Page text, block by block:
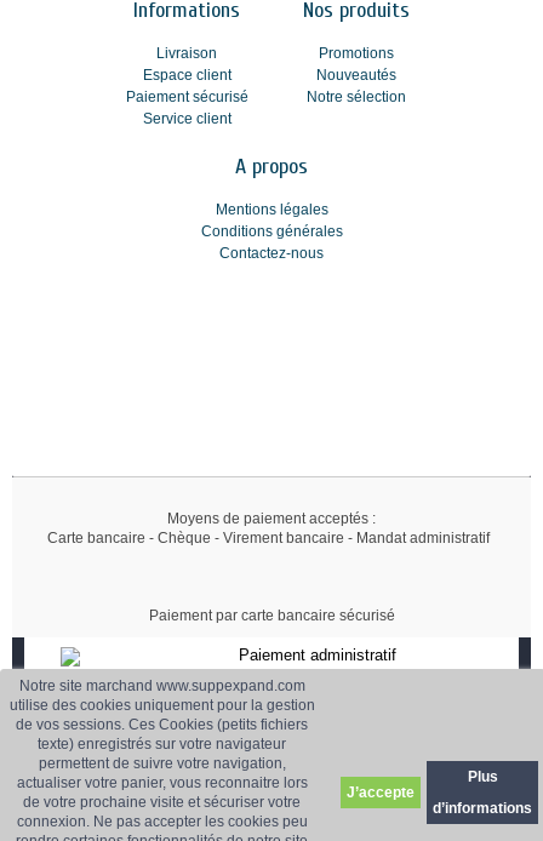
Notre site marchand www.suppexpand.com
utilise des cookies uniquement pour la gestion
de vos sessions. Ces Cookies (petits fichiers
texte) enregistrés sur votre navigateur
permettent de suivre votre navigation,
actualiser votre panier, vous reconnaitre lors
de votre prochaine visite et sécuriser votre
connexion. Ne pas accepter les cookies peu
J’accepte
Plus
d’informations
Informations
Livraison
Espace client
Paiement sécurisé
Service client
Nos produits
Promotions
Nouveautés
Notre sélection
A propos
Mentions légales
Conditions générales
Contactez-nous
Moyens de paiement acceptés :
Carte bancaire - Chèque - Virement bancaire - Mandat administratif
Paiement par carte bancaire sécurisé
Paiement administratif
Paiement sécurisé
CB, Virement, Chèque..
Livraison
France et Europe 01 42 18 10 70
Prix dégressif
Selon quantité